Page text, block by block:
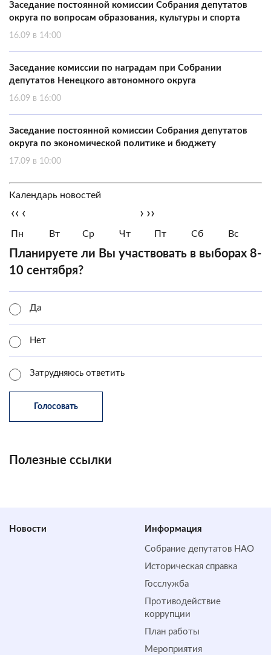
Заседание постоянной комиссии Собрания депутатов
округа по вопросам образования, культуры и спорта
16.09 в 14:00
Заседание комиссии по наградам при Собрании
депутатов Ненецкого автономного округа
16.09 в 16:00
Заседание постоянной комиссии Собрания депутатов
округа по экономической политике и бюджету
17.09 в 10:00
Календарь новостей
‹‹ ‹ › ››
Пн Вт Ср Чт Пт Сб Вс
Планируете ли Вы участвовать в выборах 8-
10 сентября?
Да
Нет
Затрудняюсь ответить
Полезные ссылки
Новости Информация
Собрание депутатов НАО
Историческая справка
Госслужба
Противодействие
коррупции
План работы
Мероприятия